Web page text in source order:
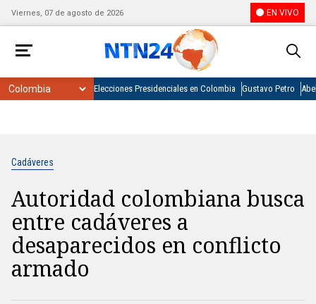
Viernes, 07 de agosto de 2026 EN VIVO
Elecciones Presidenciales en Colombia Gustavo Petro
Cadáveres
Autoridad colombiana busca
entre cadáveres a
desaparecidos en conflicto
armado